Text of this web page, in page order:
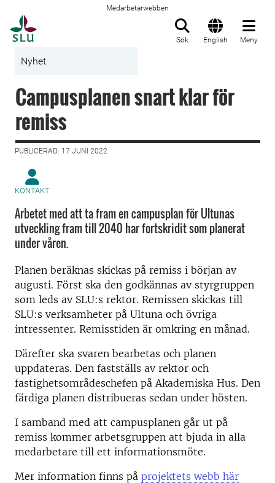
Medarbetarwebben
Sök English Meny
Nyhet
Campusplanen snart klar för
remiss
PUBLICERAD: 17 JUNI 2022
KONTAKT
Arbetet med att ta fram en campusplan för Ultunas
utveckling fram till 2040 har fortskridit som planerat
under våren.
Planen beräknas skickas på remiss i början av
augusti. Först ska den godkännas av styrgruppen
som leds av SLU:s rektor. Remissen skickas till
SLU:s verksamheter på Ultuna och övriga
intressenter. Remisstiden är omkring en månad.
Därefter ska svaren bearbetas och planen
uppdateras. Den fastställs av rektor och
fastighetsområdeschefen på Akademiska Hus. Den
färdiga planen distribueras sedan under hösten.
I samband med att campusplanen går ut på
remiss kommer arbetsgruppen att bjuda in alla
medarbetare till ett informationsmöte.
Mer information finns på projektets webb här